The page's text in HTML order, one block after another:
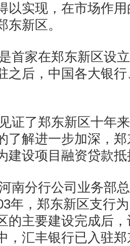
以实现，在市场作
新区。
首家在郑东新区设
之后，中国各大银
证了郑东新区十年
了解进一步加深，
建设项目融资贷款
南分行公司业务部
年，郑东新区支行
的主要建设完成后
，汇丰银行已入驻